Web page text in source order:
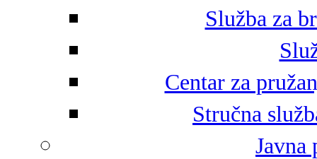
Služba za
Centar za
Stručna
Javna